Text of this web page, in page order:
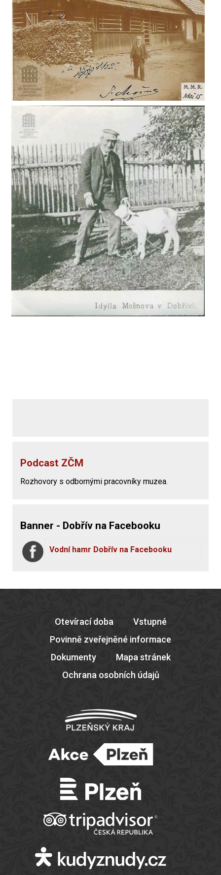
Podcast ZČM
Rozhovory s odbornými pracovníky muzea.
Banner - Dobřív na Facebooku
Vodní hamr Dobřív na Facebooku
Otevírací doba
Vstupné
Povinně zveřejněné informace
Dokumenty
Mapa stránek
Ochrana osobních údajů